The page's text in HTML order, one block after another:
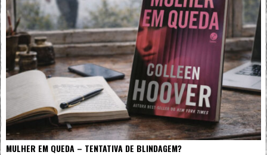
MULHER EM QUEDA – TENTATIVA DE BLINDAGEM?